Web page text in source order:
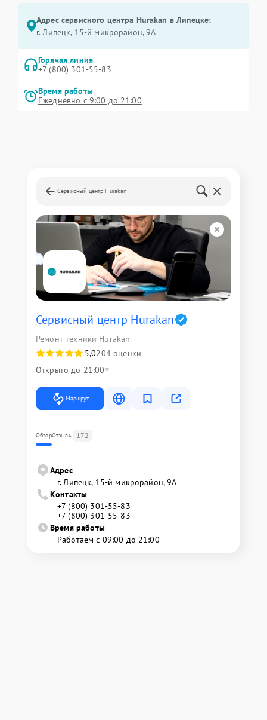
Адрес сервисного центра Hurakan в Липецке:
г. Липецк, 15-й микрорайон, 9А
Горячая линия
+7 (800) 301-55-83
Время работы
Ежедневно с 9:00 до 21:00
Сервисный центр Hurakan
Сервисный центр Hurakan
Ремонт техники Hurakan
5,0204 оценки
Открыто до 21:00
Маршрут
ОбзорОтзывы 172
Адрес
г. Липецк, 15-й микрорайон, 9А
Контакты
+7 (800) 301-55-83
+7 (800) 301-55-83
Время работы
Работаем с 09:00 до 21:00